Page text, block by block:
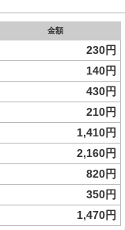
金額
230円
140円
430円
210円
1,410円
2,160円
820円
350円
1,470円